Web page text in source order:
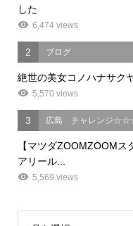
した
6,474 views
2 ブログ
絶世の美女コノハナサク
5,570 views
3 広島 チャレンジ
【マツダZOOMZOOMス
アリール...
5,569 views